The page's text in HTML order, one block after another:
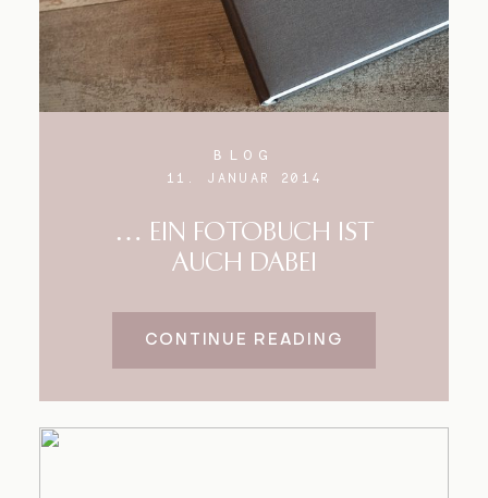
BLOG
11. JANUAR 2014
… EIN FOTOBUCH IST
AUCH DABEI
CONTINUE READING